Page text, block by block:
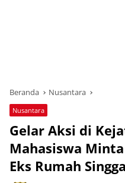
Beranda Nusantara
Nusantara
Gelar Aksi di
Mahasiswa
Eks Rumah